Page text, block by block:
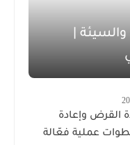
|
القرض وإعادة
عملية فعّالة